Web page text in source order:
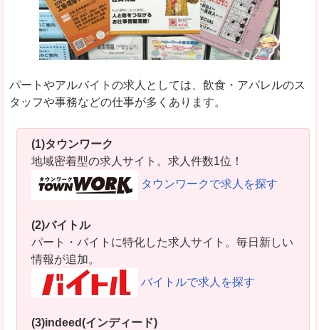
パートやアルバイトの求人としては、飲食・アパレルのス
タッフや事務などの仕事が多くあります。
(1)タウンワーク
地域密着型の求人サイト。求人件数1位！
タウンワークで求人を探す
(2)バイトル
パート・バイトに特化した求人サイト。毎日新しい
情報が追加。
バイトルで求人を探す
(3)indeed(インディード)